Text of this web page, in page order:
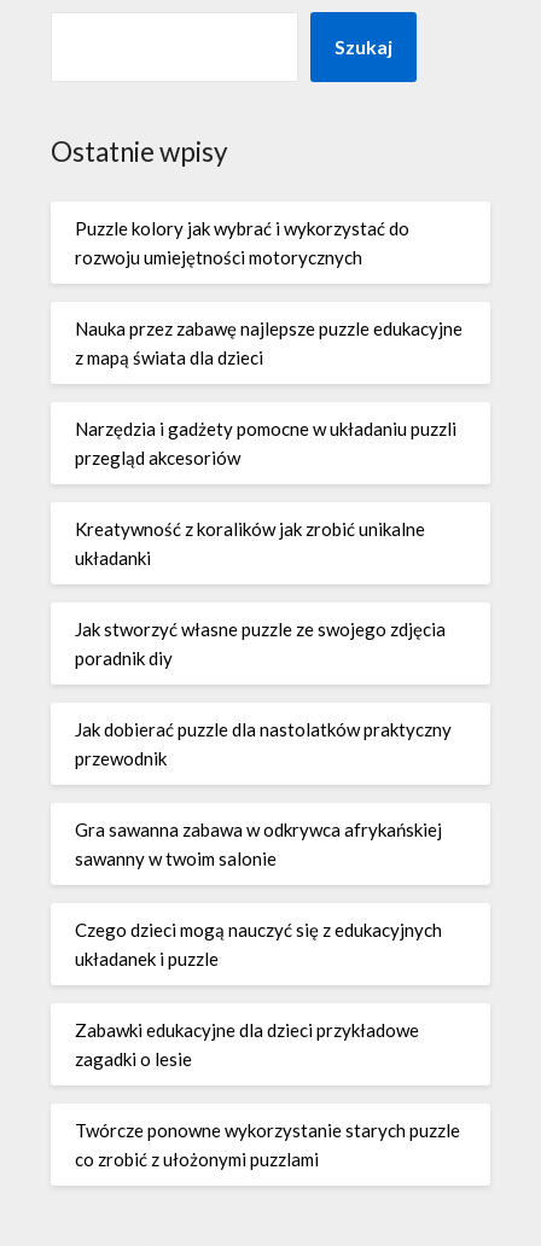
Szukaj
Ostatnie wpisy
Puzzle kolory jak wybrać i wykorzystać do
rozwoju umiejętności motorycznych
Nauka przez zabawę najlepsze puzzle edukacyjne
z mapą świata dla dzieci
Narzędzia i gadżety pomocne w układaniu puzzli
przegląd akcesoriów
Kreatywność z koralików jak zrobić unikalne
układanki
Jak stworzyć własne puzzle ze swojego zdjęcia
poradnik diy
Jak dobierać puzzle dla nastolatków praktyczny
przewodnik
Gra sawanna zabawa w odkrywca afrykańskiej
sawanny w twoim salonie
Czego dzieci mogą nauczyć się z edukacyjnych
układanek i puzzle
Zabawki edukacyjne dla dzieci przykładowe
zagadki o lesie
Twórcze ponowne wykorzystanie starych puzzle
co zrobić z ułożonymi puzzlami